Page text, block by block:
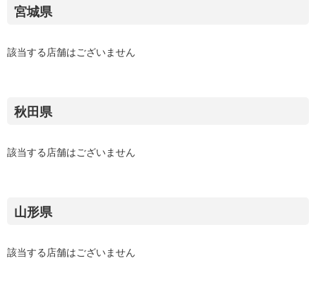
宮城県
該当する店舗はございません
秋田県
該当する店舗はございません
山形県
該当する店舗はございません